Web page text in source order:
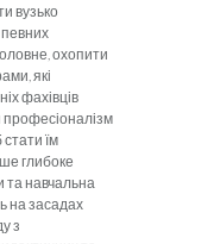
вузько
певних
охопити
які
фахівців
професіоналізм
їм
глибоке
та навчальна
на засадах
з